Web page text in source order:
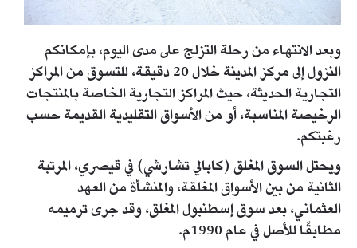
وبعد الانتهاء من رحلة التزلج على مدى اليوم، بإمكانكم
النزول إلى مركز المدينة خلال 20 دقيقة، للتسوق من المراكز
التجارية الحديثة، حيث المراكز التجارية الخاصة بالمنتجات
الرخيصة المناسبة، أو من الأسواق التقليدية القديمة حسب
رغبتكم.
ويحتل السوق المغلق (كابالي تشارشي) في قيصري، المرتبة
الثانية من بين الأسواق المغلقة، والمنشأة من العهد
العثماني، بعد سوق إسطنبول المغلق، وقد جرى ترميمه
مطابقًا للأصل في عام 1990م.